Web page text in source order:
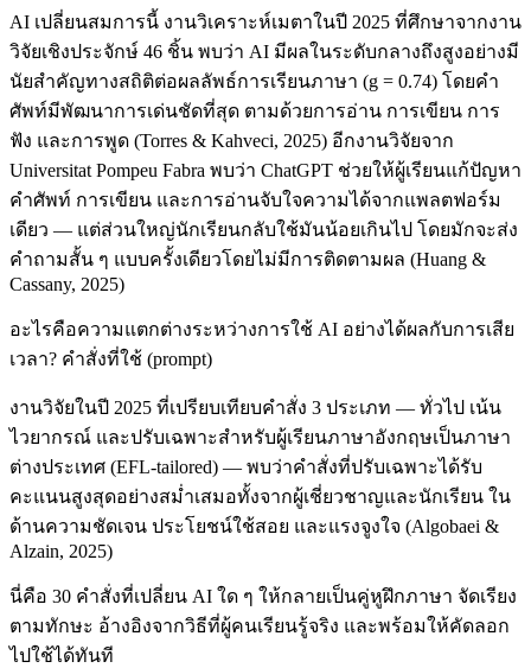
AI เปลี่ยนสมการนี้ งานวิเคราะห์เมตาในปี 2025 ที่ศึกษาจากงาน
วิจัยเชิงประจักษ์ 46 ชิ้น พบว่า AI มีผลในระดับกลางถึงสูงอย่างมี
นัยสำคัญทางสถิติต่อผลลัพธ์การเรียนภาษา (g = 0.74) โดยคำ
ศัพท์มีพัฒนาการเด่นชัดที่สุด ตามด้วยการอ่าน การเขียน การ
ฟัง และการพูด (Torres & Kahveci, 2025) อีกงานวิจัยจาก
Universitat Pompeu Fabra พบว่า ChatGPT ช่วยให้ผู้เรียนแก้ปัญหา
คำศัพท์ การเขียน และการอ่านจับใจความได้จากแพลตฟอร์ม
เดียว — แต่ส่วนใหญ่นักเรียนกลับใช้มันน้อยเกินไป โดยมักจะส่ง
คำถามสั้น ๆ แบบครั้งเดียวโดยไม่มีการติดตามผล (Huang &
Cassany, 2025)
อะไรคือความแตกต่างระหว่างการใช้ AI อย่างได้ผลกับการเสีย
เวลา? คำสั่งที่ใช้ (prompt)
งานวิจัยในปี 2025 ที่เปรียบเทียบคำสั่ง 3 ประเภท — ทั่วไป เน้น
ไวยากรณ์ และปรับเฉพาะสำหรับผู้เรียนภาษาอังกฤษเป็นภาษา
ต่างประเทศ (EFL-tailored) — พบว่าคำสั่งที่ปรับเฉพาะได้รับ
คะแนนสูงสุดอย่างสม่ำเสมอทั้งจากผู้เชี่ยวชาญและนักเรียน ใน
ด้านความชัดเจน ประโยชน์ใช้สอย และแรงจูงใจ (Algobaei &
Alzain, 2025)
นี่คือ 30 คำสั่งที่เปลี่ยน AI ใด ๆ ให้กลายเป็นคู่หูฝึกภาษา จัดเรียง
ตามทักษะ อ้างอิงจากวิธีที่ผู้คนเรียนรู้จริง และพร้อมให้คัดลอก
ไปใช้ได้ทันที